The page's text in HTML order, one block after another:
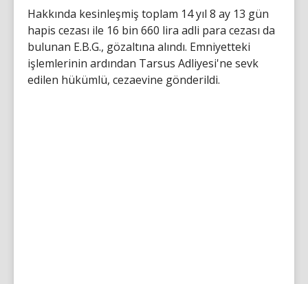
Hakkında kesinleşmiş toplam 14 yıl 8 ay 13 gün
hapis cezası ile 16 bin 660 lira adli para cezası da
bulunan E.B.G., gözaltına alındı. Emniyetteki
işlemlerinin ardından Tarsus Adliyesi'ne sevk
edilen hükümlü, cezaevine gönderildi.